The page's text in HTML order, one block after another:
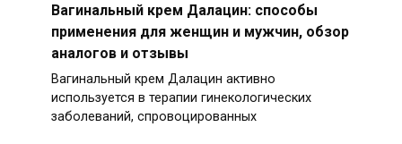
Вагинальный крем Далацин: способы
применения для женщин и мужчин, обзор
аналогов и отзывы
Вагинальный крем Далацин активно
используется в терапии гинекологических
заболеваний, спровоцированных